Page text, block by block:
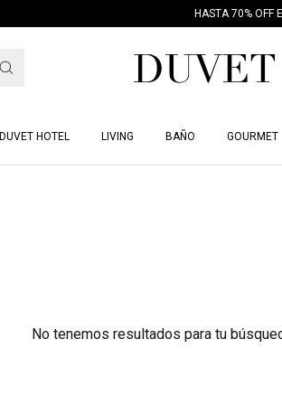
HASTA 70% OFF
DUVET HOTEL LIVING BAÑO GOURMET
No tenemos resultados para tu